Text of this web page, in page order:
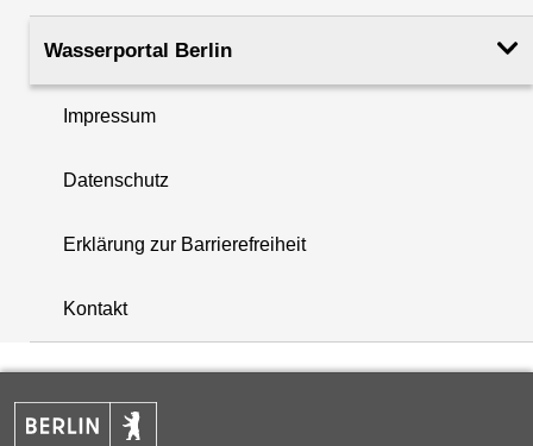
+
−
Wasserportal Berlin
Impressum
Datenschutz
Erklärung zur Barrierefreiheit
Kontakt